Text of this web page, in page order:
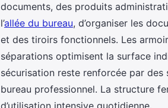
documents, des produits
l’allée du bureau, d’organiser les
et des tiroirs fonctionnels. Les
séparations optimisent la surface
sécurisation reste renforcée par
bureau professionnel. La structure